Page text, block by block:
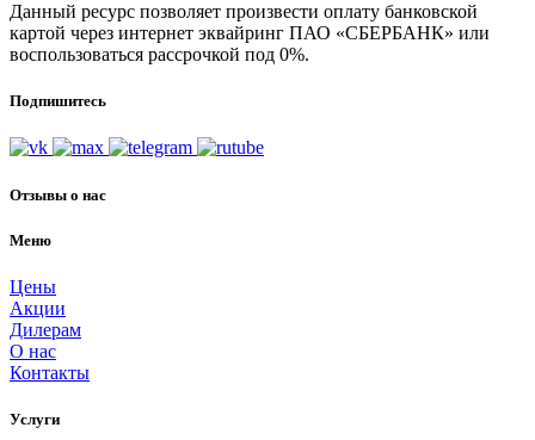
Данный ресурс позволяет произвести оплату банковской
картой через интернет эквайринг ПАО «СБЕРБАНК» или
воспользоваться рассрочкой под 0%.
Подпишитесь
Отзывы о нас
Меню
Цены
Акции
Дилерам
О нас
Контакты
Услуги